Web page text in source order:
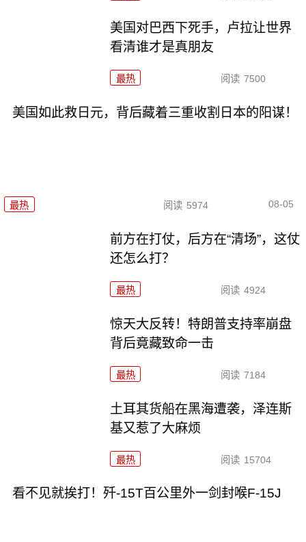
美国对巴西下死手，卢拉让世界
看清谁才是真朋友
最热 阅读 7500
美国如此救日元，背后藏着三重收割日本的阳谋！
最热 阅读 5974 08-05
前方在打仗，后方在“清场”，这仗
还怎么打？
最热 阅读 4924
惊天大反转！特朗普支持率崩盘
背后竟藏致命一击
最热 阅读 7184
土耳其货船在黑海遭袭，泽连斯
基又惹了大麻烦
最热 阅读 15704
看不见就挨打！歼-15T百公里外一剑封喉F-15J